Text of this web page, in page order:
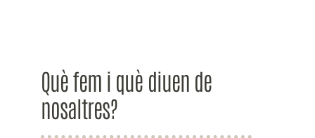
Què fem i què diuen de
nosaltres?